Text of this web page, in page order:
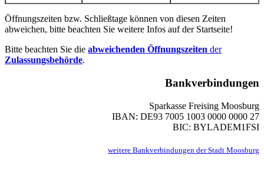
Öffnungszeiten bzw. Schließtage können von diesen Zeiten
abweichen, bitte beachten Sie weitere Infos auf der Startseite!
Bitte beachten Sie die abweichenden Öffnungszeiten der
Zulassungsbehörde.
Bankverbindungen
Sparkasse Freising Moosburg
IBAN: DE93 7005 1003 0000 0000 27
BIC: BYLADEM1FSI
weitere Bankverbindungen der Stadt Moosburg